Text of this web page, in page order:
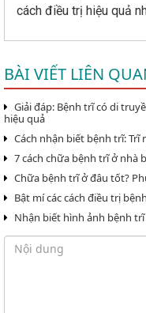
cách điều trị hiệu quả
BÀI VIẾT LIÊN
Giải đáp: Bệnh trĩ có di
hiệu quả
Cách nhận biết bệnh trĩ: Trĩ
7 cách chữa bệnh trĩ ở nhà
Chữa bệnh trĩ ở đâu tốt?
Bật mí các cách điều trị
Nhận biết hình ảnh bệnh